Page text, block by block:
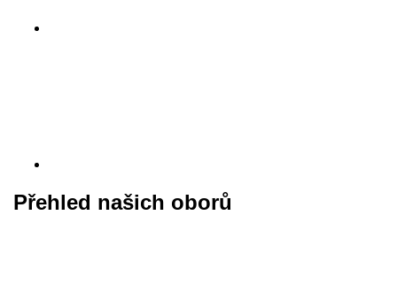
Přehled našich oborů